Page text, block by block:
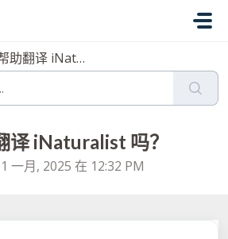
翻译 iNaturalist 吗？
译 iNaturalist 吗？
一月, 2025 在 12:32 PM